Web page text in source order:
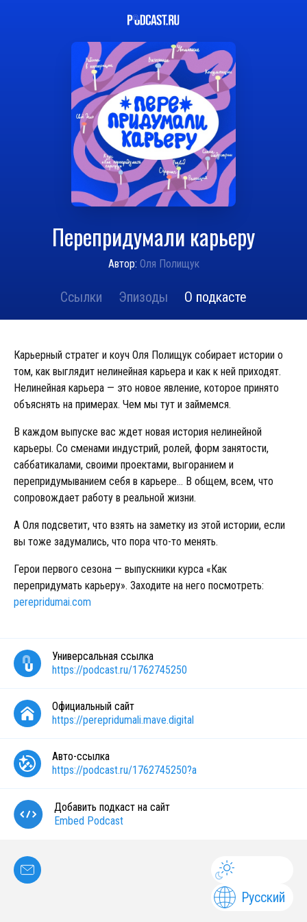
Перепридумали карьеру
Автор: Оля Полищук
Ссылки Эпизоды О подкасте
Карьерный стратег и коуч Оля Полищук собирает истории о
том, как выглядит нелинейная карьера и как к ней приходят.
Нелинейная карьера — это новое явление, которое принято
объяснять на примерах. Чем мы тут и займемся.
В каждом выпуске вас ждет новая история нелинейной
карьеры. Со сменами индустрий, ролей, форм занятости,
саббатикалами, своими проектами, выгоранием и
перепридумыванием себя в карьере… В общем, всем, что
сопровождает работу в реальной жизни.
А Оля подсветит, что взять на заметку из этой истории, если
вы тоже задумались, что пора что-то менять.
Герои первого сезона — выпускники курса «Как
перепридумать карьеру». Заходите на него посмотреть:
perepridumai.com
Универсальная ссылка
https://podcast.ru/1762745250
Официальный сайт
https://perepridumali.mave.digital
Авто-ссылка
https://podcast.ru/1762745250?a
Добавить подкаст на сайт
Embed Podcast
Русский